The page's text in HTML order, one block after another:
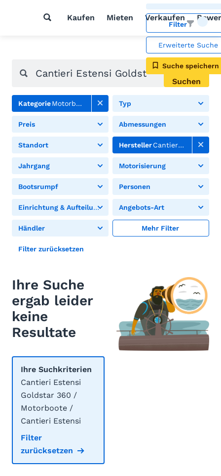
Kaufen Mieten Verkaufen
Filter
Erweiterte Suche
Suche speichern
Suchen
KategorieMotorboote Typ
Preis Abmessungen
Standort HerstellerCantieri Estensi
Jahrgang Motorisierung
Bootsrumpf Personen
Einrichtung & Aufteilung Angebots-Art
Händler Mehr Filter
Filter zurücksetzen
Ihre Suche
ergab leider
keine
Resultate
Ihre Suchkriterien
Cantieri Estensi
Goldstar 360 /
Motorboote /
Cantieri Estensi
Filter
zurücksetzen